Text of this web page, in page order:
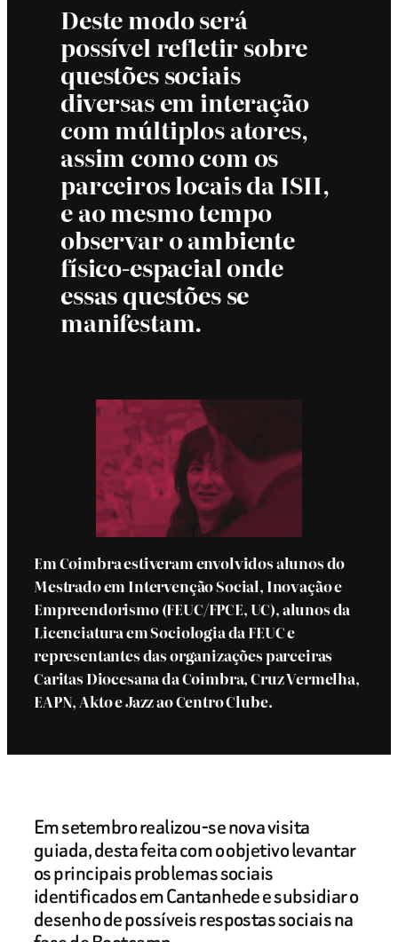
Deste modo será
possível refletir sobre
questões sociais
diversas em interação
com múltiplos atores,
assim como com os
parceiros locais da ISII,
e ao mesmo tempo
observar o ambiente
físico-espacial onde
essas questões se
manifestam.
Em Coimbra estiveram envolvidos alunos do
Mestrado em Intervenção Social, Inovação e
Empreendorismo (FEUC/FPCE, UC), alunos da
Licenciatura em Sociologia da FEUC e
representantes das organizações parceiras
Caritas Diocesana da Coimbra, Cruz Vermelha,
EAPN, Akto e Jazz ao Centro Clube.
Em setembro realizou-se nova visita
guiada, desta feita com o objetivo levantar
os principais problemas sociais
identificados em Cantanhede e subsidiar o
desenho de possíveis respostas sociais na